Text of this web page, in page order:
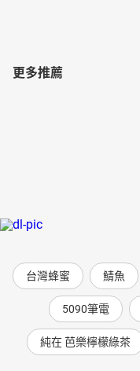
更多推薦
台灣蜂蜜 鯖魚
5090筆電
純在 芭樂檸檬綠茶